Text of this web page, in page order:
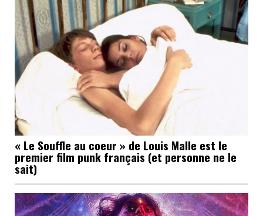
« Le Souffle au coeur » de Louis Malle est le
premier film punk français (et personne ne le
sait)